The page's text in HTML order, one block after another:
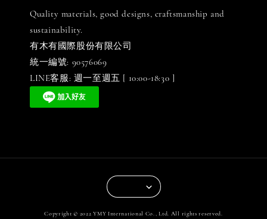
Quality materials, good designs, craftsmanship and
sustainability.
有木有國際股份有限公司
統一編號: 90576069
LINE客服: 週一至週五 [ 10:00-18:30 ]
Copyright © 2022 YMY International Co., Ltd. All rights reserved.